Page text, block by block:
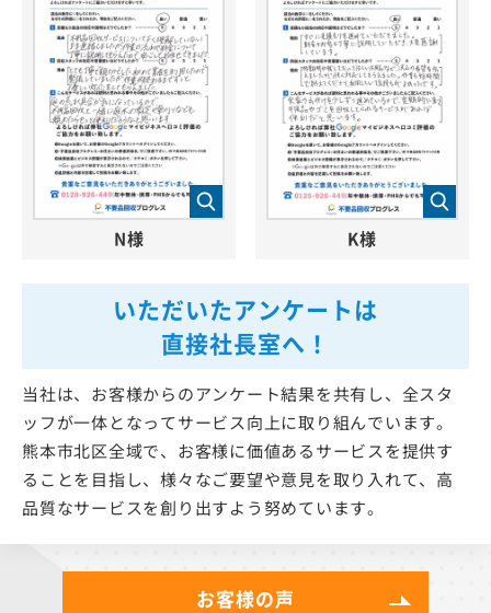
いただいたアンケートは
直接社長室へ！
当社は、お客様からのアンケート結果を共有し、全スタ
ッフが一体となってサービス向上に取り組んでいます。
熊本市北区全域で、お客様に価値あるサービスを提供す
ることを目指し、様々なご要望や意見を取り入れて、高
品質なサービスを創り出すよう努めています。
N様 K様
お客様の声